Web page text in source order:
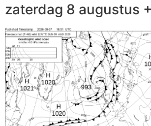
zaterdag 8 augustus